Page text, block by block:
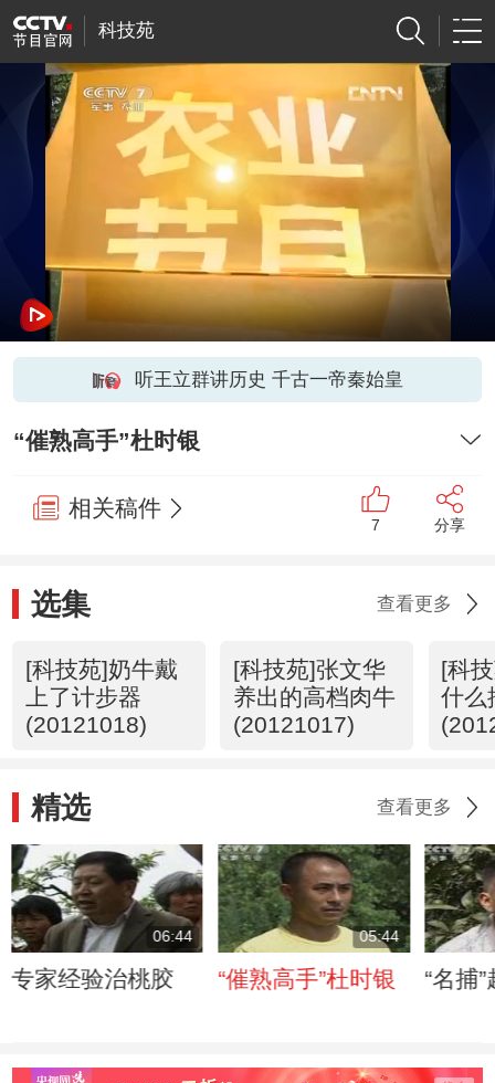
科技苑
听王立群讲历史 千古一帝秦始皇
“催熟高手”杜时银
相关稿件
7 分享
选集 查看更多
[科技苑]奶牛戴
上了计步器
(20121018)
[科技苑]张文华
养出的高档肉牛
(20121017)
[科
什么
精选 查看更多
06:44
专家经验治桃胶
05:44
“催熟高手”杜时银 “名捕